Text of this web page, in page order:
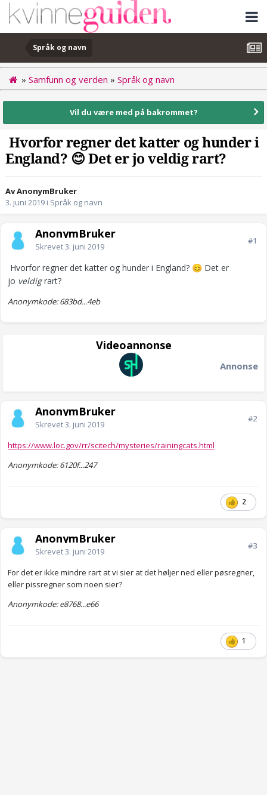
Språk og navn
» Samfunn og verden » Språk og navn
Vil du være med på bakrommet?
Hvorfor regner det katter og hunder i
England? 😊 Det er jo veldig rart?
Av AnonymBruker
3. juni 2019 i Språk og navn
AnonymBruker
Skrevet3. juni 2019
#1
Hvorfor regner det katter og hunder i England? 😊 Det er
jo veldig rart?
Anonymkode: 683bd...4eb
Videoannonse
Annonse
AnonymBruker
Skrevet3. juni 2019
#2
https://www.loc.gov/rr/scitech/mysteries/rainingcats.html
Anonymkode: 6120f...247
2
AnonymBruker
Skrevet3. juni 2019
#3
For det er ikke mindre rart at vi sier at det høljer ned eller pøsregner,
eller pissregner som noen sier?
Anonymkode: e8768...e66
1